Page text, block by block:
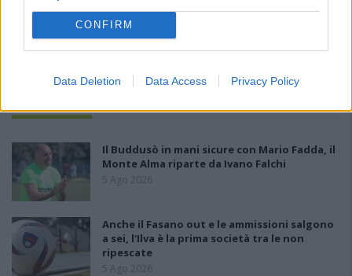
CONFIRM
Data Deletion Data Access Privacy Policy
Il Buddusò in mani sicure con Mario Fadda, il
Monte Alma riparte da Ivano Falchi
5 Ago 2026
Anche il Fasano out e le ammissioni salgono
a sei, l'Ilva è la prima società tra le non
ripescate
5 Ago 2026